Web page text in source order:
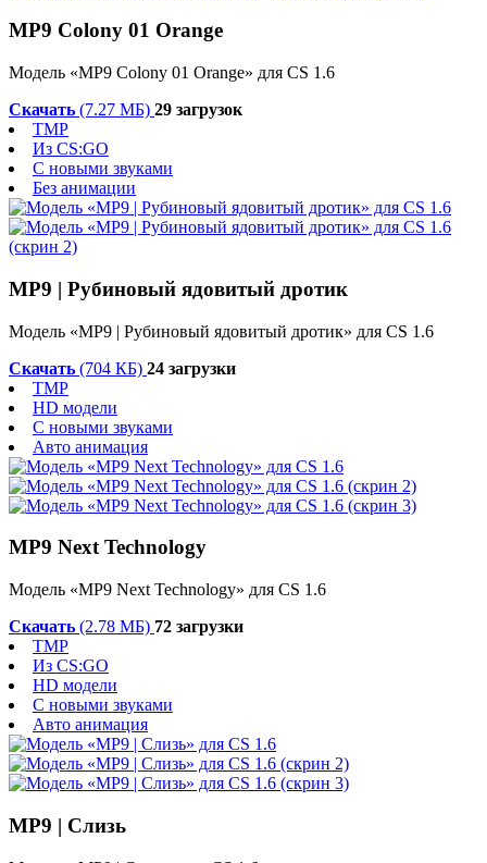
MP9 Colony 01 Orange
Модель «MP9 Colony 01 Orange» для CS 1.6
Скачать (7.27 МБ) 29 загрузок
TMP
Из CS:GO
С новыми звуками
Без анимации
MP9 | Рубиновый ядовитый дротик
Модель «MP9 | Рубиновый ядовитый дротик» для CS 1.6
Скачать (704 КБ) 24 загрузки
TMP
HD модели
С новыми звуками
Авто анимация
MP9 Next Technology
Модель «MP9 Next Technology» для CS 1.6
Скачать (2.78 МБ) 72 загрузки
TMP
Из CS:GO
HD модели
С новыми звуками
Авто анимация
MP9 | Слизь